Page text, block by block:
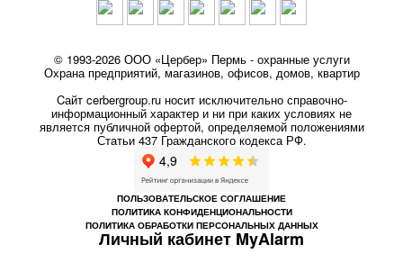
© 1993-2026 ООО «Цербер» Пермь - охранные услуги
Охрана предприятий, магазинов, офисов, домов, квартир
Cайт cerbergroup.ru носит исключительно справочно-
информационный характер и ни при каких условиях не
является публичной офертой, определяемой положениями
Статьи 437 Гражданского кодекса РФ.
ПОЛЬЗОВАТЕЛЬСКОЕ СОГЛАШЕНИЕ
ПОЛИТИКА КОНФИДЕНЦИОНАЛЬНОСТИ
ПОЛИТИКА ОБРАБОТКИ ПЕРСОНАЛЬНЫХ ДАННЫХ
Личный кабинет MyAlarm